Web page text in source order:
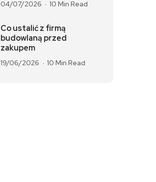
04/07/2026 10 Min Read
Co ustalić z firmą
budowlaną przed
zakupem
19/06/2026 10 Min Read